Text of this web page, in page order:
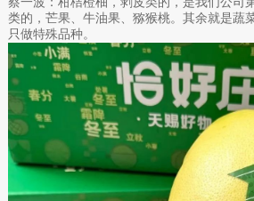
类的，芒果、牛油果、猕猴桃。其余就是蔬
只做特殊品种。